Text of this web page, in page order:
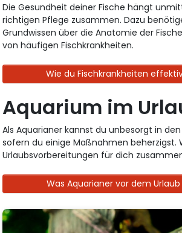
Die Gesundheit deiner Fische hängt
richtigen Pflege zusammen. Dazu
Grundwissen über die Anatomie der
von häufigen Fischkrankheiten.
Wie du Fischkrankheiten
Aquarium im
Als Aquarianer kannst du unbesorgt in
sofern du einige Maßnahmen beherzigst.
Urlaubsvorbereitungen für dich
Was Aquarianer vor dem